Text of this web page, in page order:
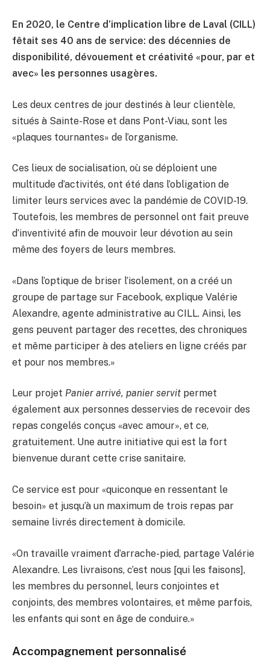
En 2020, le Centre d’implication libre de Laval (CILL)
fêtait ses 40 ans de service: des décennies de
disponibilité, dévouement et créativité «pour, par et
avec» les personnes usagères.
Les deux centres de jour destinés à leur clientèle,
situés à Sainte-Rose et dans Pont-Viau, sont les
«plaques tournantes» de l’organisme.
Ces lieux de socialisation, où se déploient une
multitude d’activités, ont été dans l’obligation de
limiter leurs services avec la pandémie de COVID-19.
Toutefois, les membres de personnel ont fait preuve
d’inventivité afin de mouvoir leur dévotion au sein
même des foyers de leurs membres.
«Dans l’optique de briser l’isolement, on a créé un
groupe de partage sur Facebook, explique Valérie
Alexandre, agente administrative au CILL. Ainsi, les
gens peuvent partager des recettes, des chroniques
et même participer à des ateliers en ligne créés par
et pour nos membres.»
Leur projet Panier arrivé, panier servit permet
également aux personnes desservies de recevoir des
repas congelés conçus «avec amour», et ce,
gratuitement. Une autre initiative qui est la fort
bienvenue durant cette crise sanitaire.
Ce service est pour «quiconque en ressentant le
besoin» et jusqu’à un maximum de trois repas par
semaine livrés directement à domicile.
«On travaille vraiment d’arrache-pied, partage Valérie
Alexandre. Les livraisons, c’est nous [qui les faisons],
les membres du personnel, leurs conjointes et
conjoints, des membres volontaires, et même parfois,
les enfants qui sont en âge de conduire.»
Accompagnement personnalisé